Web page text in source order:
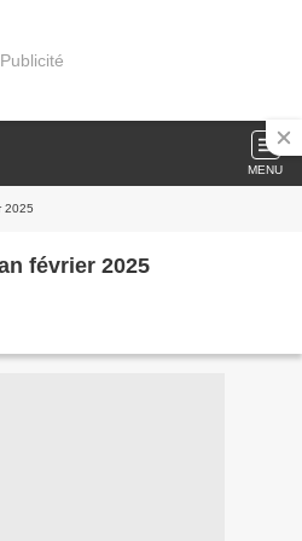
Publicité
MENU
2025
février 2025